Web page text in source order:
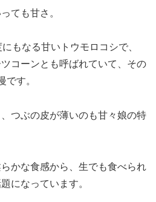
ても甘さ。
もなる甘いトウモロコシで、
コーンとも呼ばれていて、その
です。
つぶの皮が薄いのも甘々娘の特
かな食感から、生でも食べられ
になっています。